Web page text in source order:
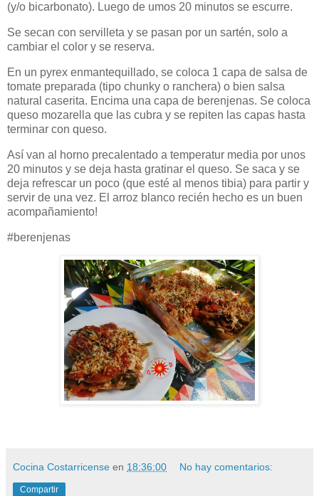
(y/o bicarbonato). Luego de umos 20 minutos se escurre.
Se secan con servilleta y se pasan por un sartén, solo a
cambiar el color y se reserva.
En un pyrex enmantequillado, se coloca 1 capa de salsa de
tomate preparada (tipo chunky o ranchera) o bien salsa
natural caserita. Encima una capa de berenjenas. Se coloca
queso mozarella que las cubra y se repiten las capas hasta
terminar con queso.
Así van al horno precalentado a temperatur media por unos
20 minutos y se deja hasta gratinar el queso. Se saca y se
deja refrescar un poco (que esté al menos tibia) para partir y
servir de una vez. El arroz blanco recién hecho es un buen
acompañamiento!
#berenjenas
Cocina Costarricense en 18:36:00 No hay comentarios:
Compartir